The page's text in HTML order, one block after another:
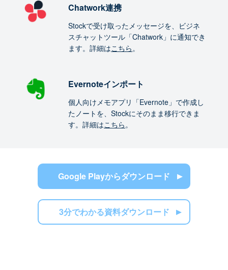
Chatwork連携
Stockで受け取ったメッセージを、ビジネ
スチャットツール「Chatwork」に通知でき
ます。詳細はこちら。
Evernoteインポート
個人向けメモアプリ「Evernote」で作成し
たノートを、Stockにそのまま移行できま
す。詳細はこちら。
Google Playからダウンロード
3分でわかる資料ダウンロード